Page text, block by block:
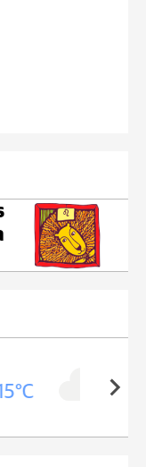
min 11°C